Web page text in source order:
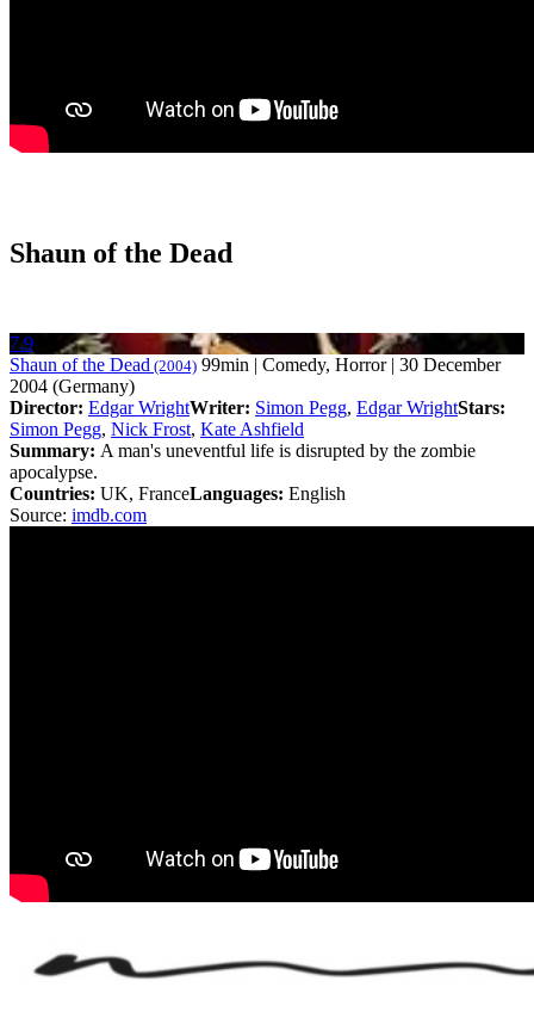
Shaun of the Dead
7.9
Shaun of the Dead (2004) 99min | Comedy, Horror | 30 December
2004 (Germany)
Director: Edgar WrightWriter: Simon Pegg, Edgar WrightStars:
Simon Pegg, Nick Frost, Kate Ashfield
Summary: A man's uneventful life is disrupted by the zombie
apocalypse.
Countries: UK, FranceLanguages: English
Source: imdb.com